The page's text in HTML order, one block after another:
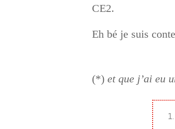
CE2.
Eh bé je suis
(*) et que j’ai eu